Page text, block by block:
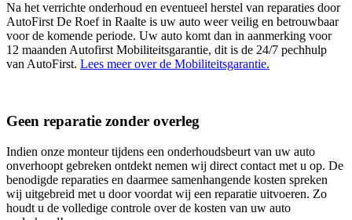
Na het verrichte onderhoud en eventueel herstel van reparaties door
AutoFirst De Roef in Raalte is uw auto weer veilig en betrouwbaar
voor de komende periode. Uw auto komt dan in aanmerking voor
12 maanden Autofirst Mobiliteitsgarantie, dit is de 24/7 pechhulp
van AutoFirst. Lees meer over de Mobiliteitsgarantie.
Geen reparatie zonder overleg
Indien onze monteur tijdens een onderhoudsbeurt van uw auto
onverhoopt gebreken ontdekt nemen wij direct contact met u op. De
benodigde reparaties en daarmee samenhangende kosten spreken
wij uitgebreid met u door voordat wij een reparatie uitvoeren. Zo
houdt u de volledige controle over de kosten van uw auto